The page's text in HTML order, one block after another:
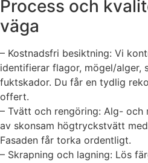
Process och
väga
– Kostnadsfri besiktning: Vi
identifierar flagor, mögel/alger,
fuktskador. Du får en tydlig
offert.
– Tvätt och rengöring: Alg-
av skonsam högtryckstvätt
Fasaden får torka ordentligt.
– Skrapning och lagning: Lös